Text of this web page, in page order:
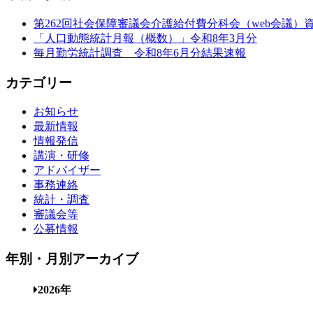
第262回社会保障審議会介護給付費分科会（web会議）
「人口動態統計月報（概数）」令和8年3月分
毎月勤労統計調査 令和8年6月分結果速報
カテゴリー
お知らせ
最新情報
情報発信
講演・研修
アドバイザー
事務連絡
統計・調査
審議会等
公募情報
年別・月別アーカイブ
2026年